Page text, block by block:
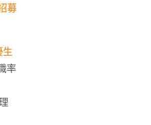
募
生
率